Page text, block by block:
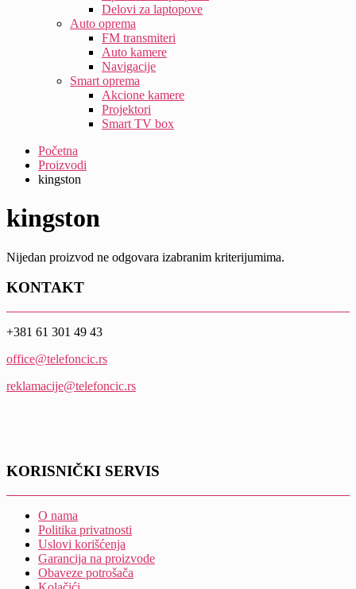
Delovi za laptopove
Auto oprema
FM transmiteri
Auto kamere
Navigacije
Smart oprema
Akcione kamere
Projektori
Smart TV box
Početna
Proizvodi
kingston
kingston
Nijedan proizvod ne odgovara izabranim kriterijumima.
KONTAKT
+381 61 301 49 43
office@telefoncic.rs
reklamacije@telefoncic.rs
KORISNIČKI SERVIS
O nama
Politika privatnosti
Uslovi korišćenja
Garancija na proizvode
Obaveze potrošača